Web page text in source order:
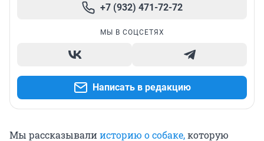
+7 (932) 471-72-72
МЫ В СОЦСЕТЯХ
Написать в редакцию
Мы рассказывалиисторию о собаке,которую